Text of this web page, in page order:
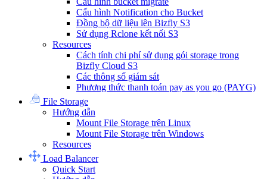
Cấu hình Notification cho Bucket
Đồng bộ dữ liệu lên Bizfly S3
Sử dụng Rclone kết nối S3
Resources
Cách tính chi phí sử dụng gói storage trong
Bizfly Cloud S3
Các thông số giám sát
Phương thức thanh toán pay as you go (PAYG)
File Storage
Hướng dẫn
Mount File Storage trên Linux
Mount File Storage trên Windows
Resources
Load Balancer
Quick Start